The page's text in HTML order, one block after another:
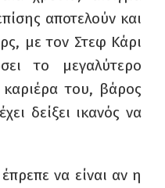
αποτελούν και
με τον Στεφ Κάρι
το μεγαλύτερο
του, βάρος
δείξει ικανός να
να είναι αν η